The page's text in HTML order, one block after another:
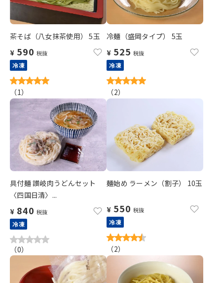
茶そば（八女抹茶使用） 5玉
¥ 590 税抜
冷凍
（1）
冷麺（盛岡タイプ） 5玉
¥ 525 税抜
冷凍
（2）
具付麺 讃岐肉うどんセット
〈四国日清〉...
¥ 840 税抜
冷凍
（0）
麺始め ラーメン（割子） 10玉
¥ 550 税抜
冷凍
（2）